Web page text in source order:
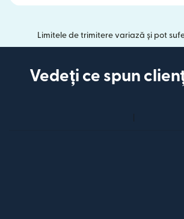
Limitele de trimitere variază și pot
Vedeți ce spun